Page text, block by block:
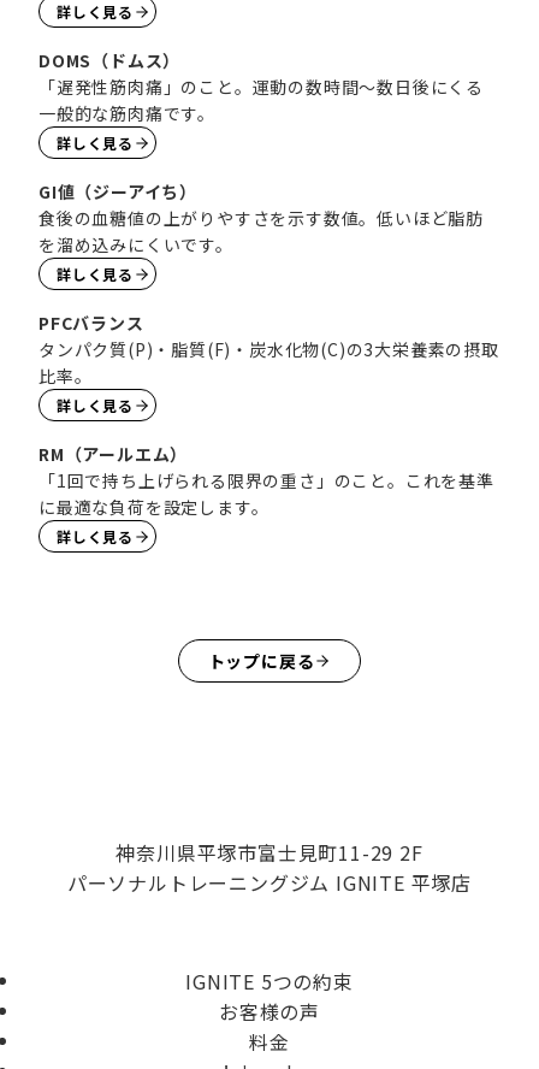
詳しく見る
DOMS（ドムス）
「遅発性筋肉痛」のこと。運動の数時間〜数日後にくる
一般的な筋肉痛です。
詳しく見る
GI値（ジーアイち）
食後の血糖値の上がりやすさを示す数値。低いほど脂肪
を溜め込みにくいです。
詳しく見る
PFCバランス
タンパク質(P)・脂質(F)・炭水化物(C)の3大栄養素の摂取
比率。
詳しく見る
RM（アールエム）
「1回で持ち上げられる限界の重さ」のこと。これを基準
に最適な負荷を設定します。
詳しく見る
トップに戻る
神奈川県平塚市富士見町11-29 2F
パーソナルトレーニングジム IGNITE 平塚店
IGNITE 5つの約束
お客様の声
料金